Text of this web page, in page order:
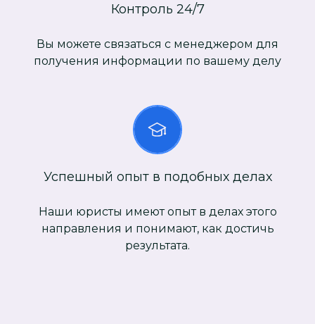
Контроль 24/7
Вы можете связаться с менеджером для
получения информации по вашему делу
Успешный опыт в подобных делах
Наши юристы имеют опыт в делах этого
направления и понимают, как достичь
результата.